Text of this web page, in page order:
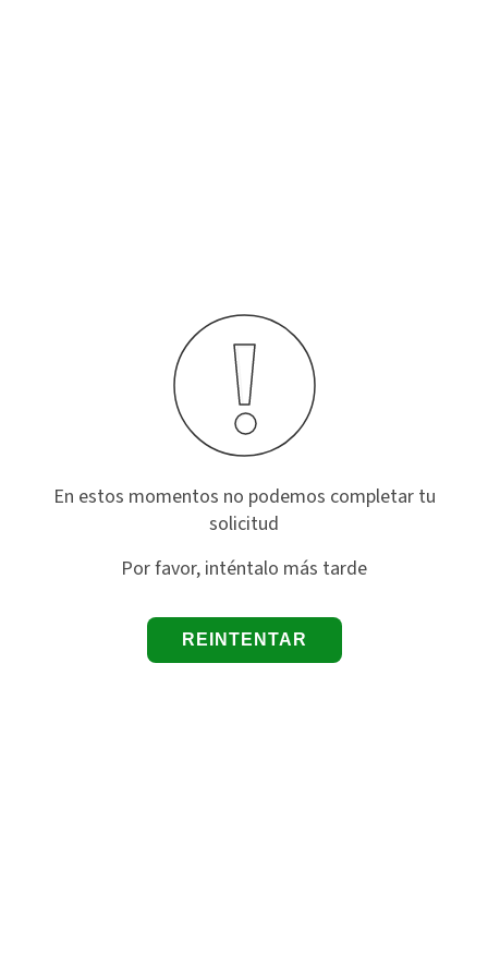
En estos momentos no podemos completar tu
solicitud
Por favor, inténtalo más tarde
REINTENTAR